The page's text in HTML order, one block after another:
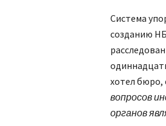
Система
созданию
хотел бюро,
вопросов
органов